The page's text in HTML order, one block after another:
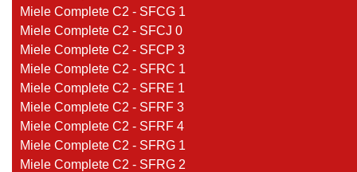
Miele Complete C2 - SFCG 1
Miele Complete C2 - SFCJ 0
Miele Complete C2 - SFCP 3
Miele Complete C2 - SFRC 1
Miele Complete C2 - SFRE 1
Miele Complete C2 - SFRF 3
Miele Complete C2 - SFRF 4
Miele Complete C2 - SFRG 1
Miele Complete C2 - SFRG 2